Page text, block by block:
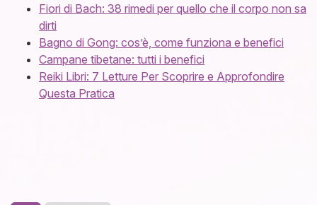
Fiori di Bach: 38 rimedi per quello che il corpo non sa
dirti
Bagno di Gong: cos’è, come funziona e benefici
Campane tibetane: tutti i benefici
Reiki Libri: 7 Letture Per Scoprire e Approfondire
Questa Pratica